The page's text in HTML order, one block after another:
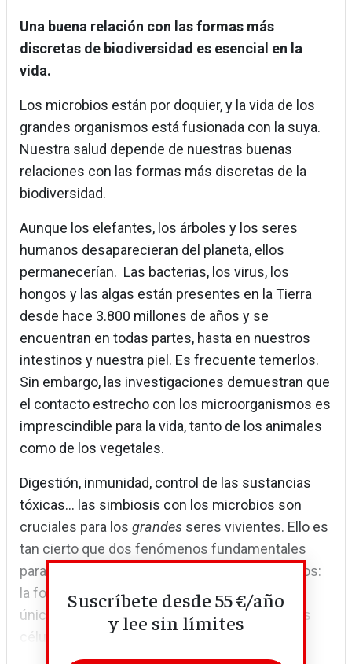
Una buena relación con las formas más
discretas de biodiversidad es esencial en la
vida.
Los microbios están por doquier, y la vida de los
grandes organismos está fusionada con la suya.
Nuestra salud depende de nuestras buenas
relaciones con las formas más discretas de la
biodiversidad.
Aunque los elefantes, los árboles y los seres
humanos desaparecieran del planeta, ellos
permanecerían. Las bacterias, los virus, los
hongos y las algas están presentes en la Tierra
desde hace 3.800 millones de años y se
encuentran en todas partes, hasta en nuestros
intestinos y nuestra piel. Es frecuente temerlos.
Sin embargo, las investigaciones demuestran que
el contacto estrecho con los microorganismos es
imprescindible para la vida, tanto de los animales
como de los vegetales.
Digestión, inmunidad, control de las sustancias
tóxicas… las simbiosis con los microbios son
cruciales para los grandes seres vivientes. Ello es
tan cierto que dos fenómenos fundamentales
para la vida proceden de esos microorganismos:
la fotosíntesis y la respiración son posibles
únicamente gracias a la lejana simbiosis de las
células vegetales y...
Suscríbete desde 55 €/año
y lee sin límites